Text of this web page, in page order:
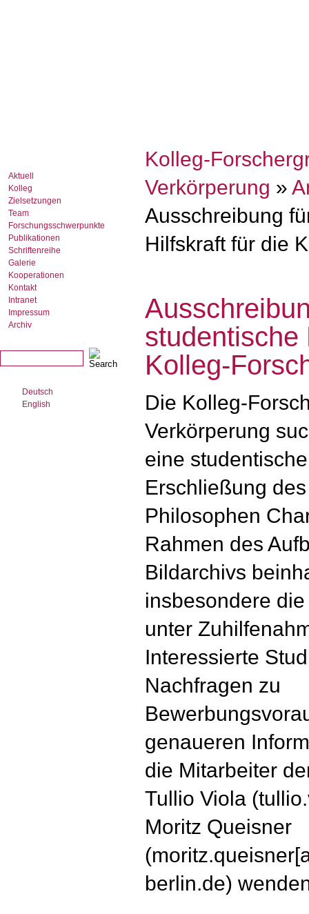
Aktuell
Kolleg
Zielsetzungen
Team
Forschungsschwerpunkte
Publikationen
Schriftenreihe
Galerie
Kooperationen
Kontakt
Intranet
Impressum
Archiv
Deutsch
English
Kolleg-
Verkörperung »
Ausschreibung
Hilfskraft für die
studentische
Kolleg-
Die Kolleg-
Verkörperung
eine
Erschließung
Philosophen
Rahmen des
Bildarchivs
insbesondere
unter
Interessierte
Nachfragen zu
genaueren
die Mitarbeiter
Tullio Viola
Moritz Queisner
berlin.de)